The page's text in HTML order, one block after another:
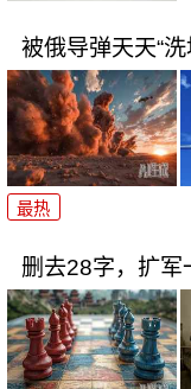
被俄导弹天天“
最热
删去28字，扩军